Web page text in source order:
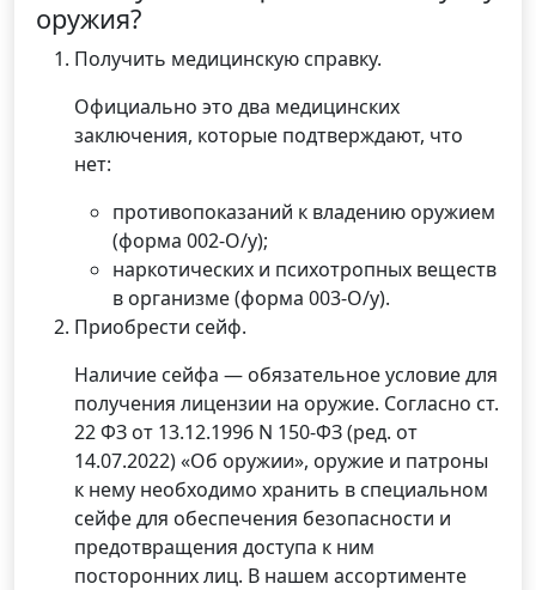
оружия?
Получить медицинскую справку.
Официально это два медицинских
заключения, которые подтверждают, что
нет:
противопоказаний к владению оружием
(форма 002-О/у);
наркотических и психотропных веществ
в организме (форма 003-О/у).
Приобрести сейф.
Наличие сейфа — обязательное условие для
получения лицензии на оружие. Согласно ст.
22 ФЗ от 13.12.1996 N 150-ФЗ (ред. от
14.07.2022) «Об оружии», оружие и патроны
к нему необходимо хранить в специальном
сейфе для обеспечения безопасности и
предотвращения доступа к ним
посторонних лиц. В нашем ассортименте